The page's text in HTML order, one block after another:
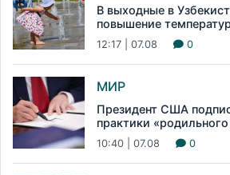
В выходные в
повышение
12:17 | 07.08 0
МИР
Президент США
практики
10:40 | 07.08 0